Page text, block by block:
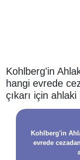
Kohlberg'in
hangi evrede
çıkarı için
Kohlberg'in
evrede